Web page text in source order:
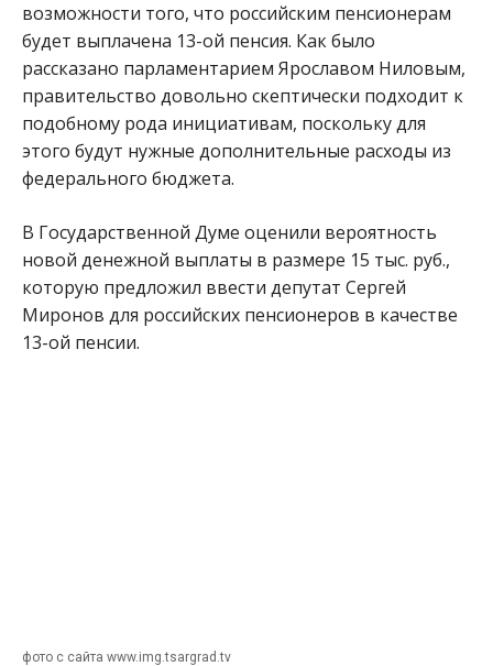
возможности того, что российским пенсионерам
будет выплачена 13-ой пенсия. Как было
рассказано парламентарием Ярославом Ниловым,
правительство довольно скептически подходит к
подобному рода инициативам, поскольку для
этого будут нужные дополнительные расходы из
федерального бюджета.
В Государственной Думе оценили вероятность
новой денежной выплаты в размере 15 тыс. руб.,
которую предложил ввести депутат Сергей
Миронов для российских пенсионеров в качестве
13-ой пенсии.
фото с сайта www.img.tsargrad.tv